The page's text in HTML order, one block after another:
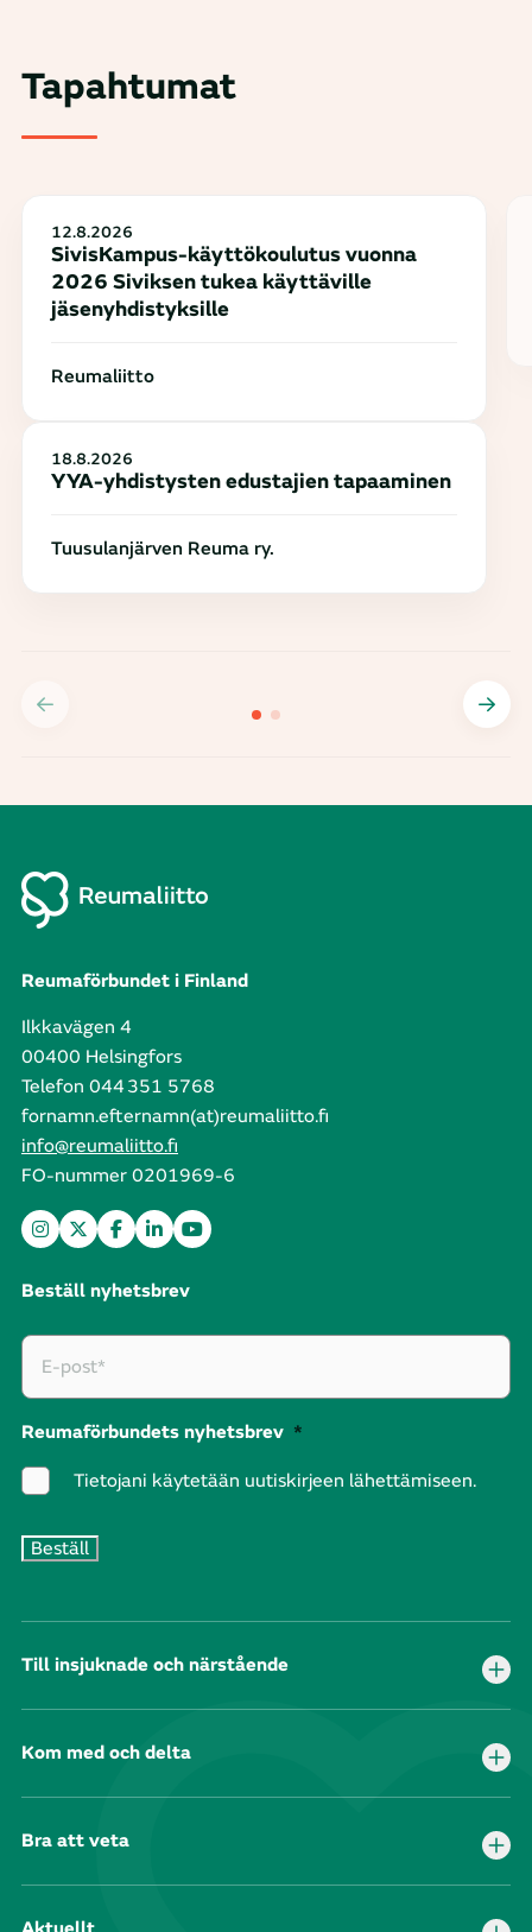
Tapahtumat
12.8.2026
SivisKampus-käyttökoulutus vuonna
2026 Siviksen tukea käyttäville
jäsenyhdistyksille
Reumaliitto
18.8.2026
YYA-yhdistysten edustajien tapaaminen
Tuusulanjärven Reuma ry.
Reumaförbundet i Finland
Ilkkavägen 4
00400 Helsingfors
Telefon 044 351 5768
fornamn.efternamn(at)reumaliitto.fi
info@reumaliitto.fi
FO-nummer 0201969-6
Beställ nyhetsbrev
Reumaförbundets nyhetsbrev *
Tietojani käytetään uutiskirjeen lähettämiseen.
Till insjuknade och närstående
Kom med och delta
Bra att veta